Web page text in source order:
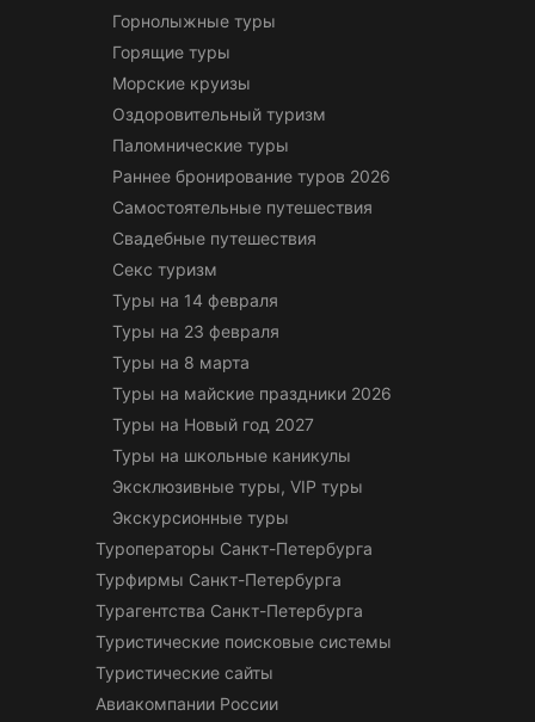
Горнолыжные туры
Горящие туры
Морские круизы
Оздоровительный туризм
Паломнические туры
Раннее бронирование туров 2026
Самостоятельные путешествия
Свадебные путешествия
Секс туризм
Туры на 14 февраля
Туры на 23 февраля
Туры на 8 марта
Туры на майские праздники 2026
Туры на Новый год 2027
Туры на школьные каникулы
Эксклюзивные туры, VIP туры
Экскурсионные туры
Туроператоры Санкт-Петербурга
Турфирмы Санкт-Петербурга
Турагентства Санкт-Петербурга
Туристические поисковые системы
Туристические сайты
Авиакомпании России